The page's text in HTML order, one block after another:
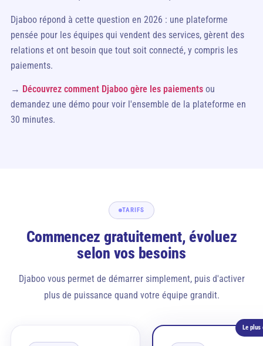
Djaboo répond à cette question en 2026 : une plateforme
pensée pour les équipes qui vendent des services, gèrent des
relations et ont besoin que tout soit connecté, y compris les
paiements.
→ Découvrez comment Djaboo gère les paiements ou
demandez une démo pour voir l'ensemble de la plateforme en
30 minutes.
TARIFS
Commencez gratuitement, évoluez
selon vos besoins
Djaboo vous permet de démarrer simplement, puis d'activer
plus de puissance quand votre équipe grandit.
Le